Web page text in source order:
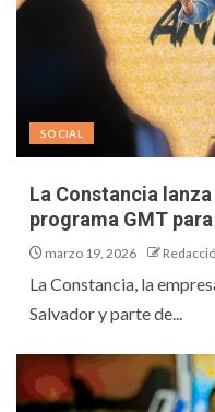
SOCIAL
La Constancia
programa GMT
marzo 19, 2026
La Constancia, la
Salvador y parte de...